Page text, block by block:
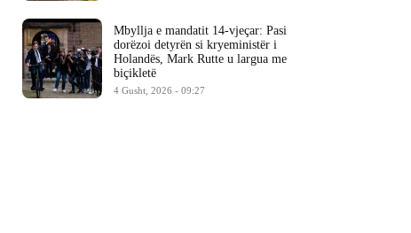
Mbyllja e mandatit 14-vjeçar: Pasi
dorëzoi detyrën si kryeministër i
Holandës, Mark Rutte u largua me
biçikletë
4 Gusht, 2026 - 09:27